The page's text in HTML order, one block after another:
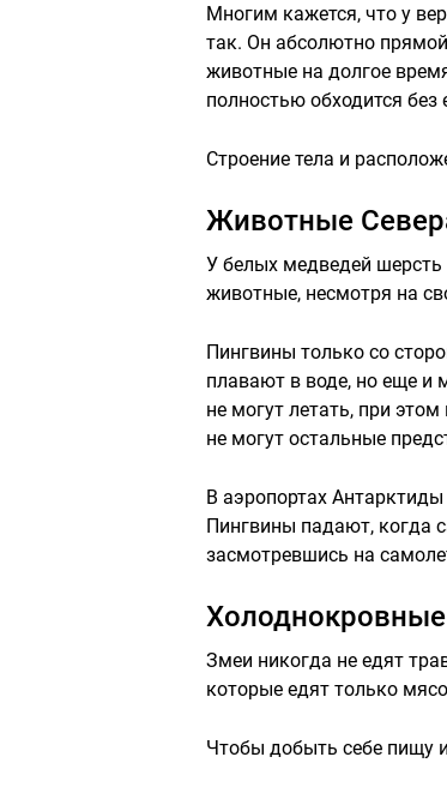
Многим кажется, что у
так. Он абсолютно
животные на долгое
полностью обходится без
Строение тела и
Животные
У белых медведей шерсть
животные, несмотря на
Пингвины только со
плавают в воде, но еще и
не могут летать, при
не могут остальные
В аэропортах
Пингвины падают, когда
засмотревшись на
Холоднокровные
Змеи никогда не едят
которые едят только
Чтобы добыть себе пищу